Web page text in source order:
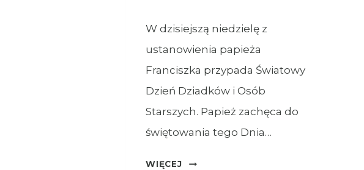
W dzisiejszą niedzielę z
ustanowienia papieża
Franciszka przypada Światowy
Dzień Dziadków i Osób
Starszych. Papież zachęca do
świętowania tego Dnia…
WIĘCEJ
OGŁOSZENIA